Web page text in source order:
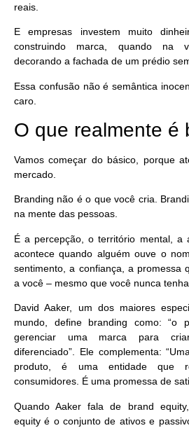
reais.
E empresas investem muito
construindo marca, quando na
decorando a fachada de um prédio
Essa confusão não é semântica
caro.
O que realmente é
Vamos começar do básico, porque
mercado.
Branding não é o que você cria.
na mente das pessoas.
É a percepção, o território mental, a
acontece quando alguém ouve o
sentimento, a confiança, a promessa
a você – mesmo que você nunca
David Aaker, um dos maiores
mundo, define branding como: “o
gerenciar uma marca para
diferenciado”. Ele complementa:
produto, é uma entidade que
consumidores. É uma promessa de
Quando Aaker fala de brand
equity é o conjunto de ativos e